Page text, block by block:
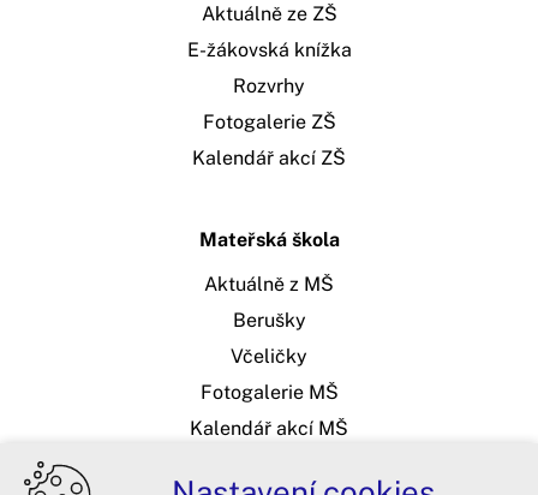
Aktuálně ze ZŠ
E-žákovská knížka
Rozvrhy
Fotogalerie ZŠ
Kalendář akcí ZŠ
Mateřská škola
Aktuálně z MŠ
Berušky
Včeličky
Fotogalerie MŠ
Kalendář akcí MŠ